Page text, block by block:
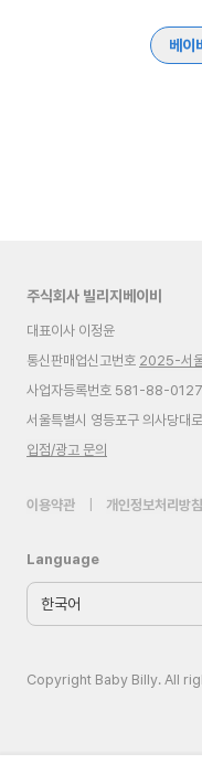
베이
주식회사 빌리지베이비
대표이사 이정윤
통신판매업신고번호 2025-서
사업자등록번호 581-88-
서울특별시 영등포구 의사당대
입점/광고 문의
이용약관 개인정보처리방침
Language
Copyright Baby Billy. All